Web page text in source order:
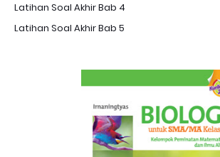
Latihan Soal Akhir Bab 4
Latihan Soal Akhir Bab 5